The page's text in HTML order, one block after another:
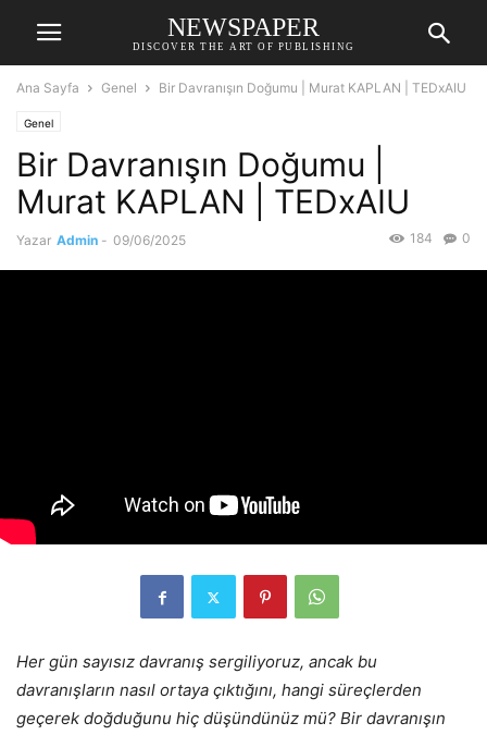
NEWSPAPER
DISCOVER THE ART OF PUBLISHING
Ana Sayfa Genel Bir Davranışın Doğumu | Murat KAPLAN | TEDxAIU
Genel
Bir Davranışın Doğumu |
Murat KAPLAN | TEDxAIU
Yazar Admin - 09/06/2025 0
184
Her gün sayısız davranış sergiliyoruz, ancak bu
davranışların nasıl ortaya çıktığını, hangi süreçlerden
geçerek doğduğunu hiç düşündünüz mü? Bir davranışın